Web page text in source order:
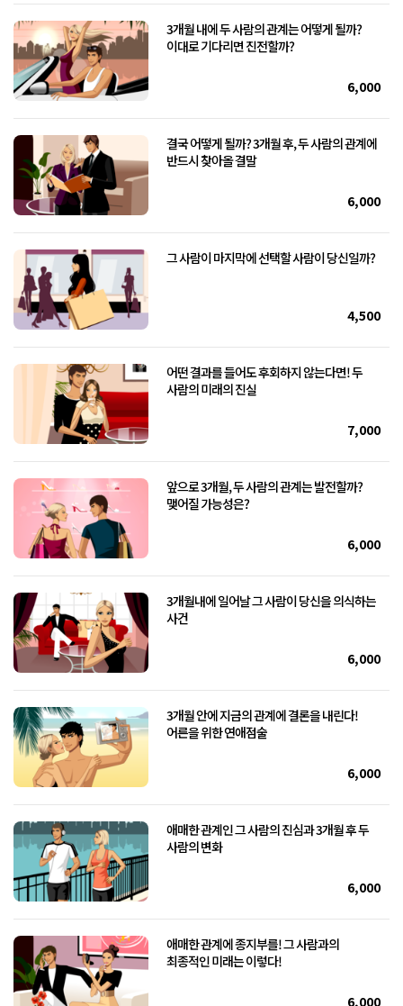
3개월 내에 두 사람의 관계는 어떻게 될까?
이대로 기다리면 진전할까?
6,000
결국 어떻게 될까? 3개월 후, 두 사람의 관계에
반드시 찾아올 결말
6,000
그 사람이 마지막에 선택할 사람이 당신일까?
4,500
어떤 결과를 들어도 후회하지 않는다면! 두
사람의 미래의 진실
7,000
앞으로 3개월, 두 사람의 관계는 발전할까?
맺어질 가능성은?
6,000
3개월내에 일어날 그 사람이 당신을 의식하는
사건
6,000
3개월 안에 지금의 관계에 결론을 내린다!
어른을 위한 연애점술
6,000
애매한 관계인 그 사람의 진심과 3개월 후 두
사람의 변화
6,000
애매한 관계에 종지부를! 그 사람과의
최종적인 미래는 이렇다!
6,000